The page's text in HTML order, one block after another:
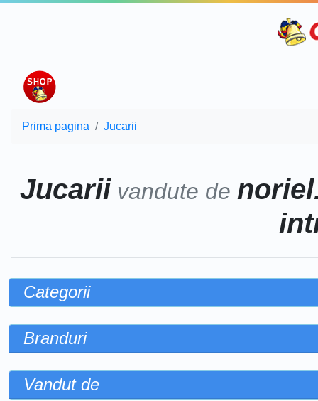
Prima pagina Jucarii
Jucarii vandute de
Categorii
Branduri
Vandut de